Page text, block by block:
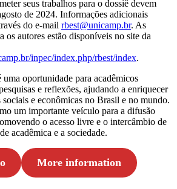
seus trabalhos para o dossiê devem
de 2024. Informações adicionais
do e-mail rbest@unicamp.br. As
os autores estão disponíveis no site da
inpec/index.php/rbest/index.
uma oportunidade para acadêmicos
e reflexões, ajudando a enriquecer
sociais e econômicas no Brasil e no mundo.
um importante veículo para a difusão
o acesso livre e o intercâmbio de
acadêmica e a sociedade.
More information